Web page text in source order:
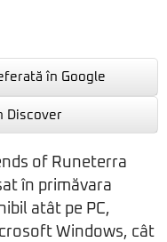
în Google
Discover
of Runeterra
în primăvara
atât pe PC,
Windows, cât